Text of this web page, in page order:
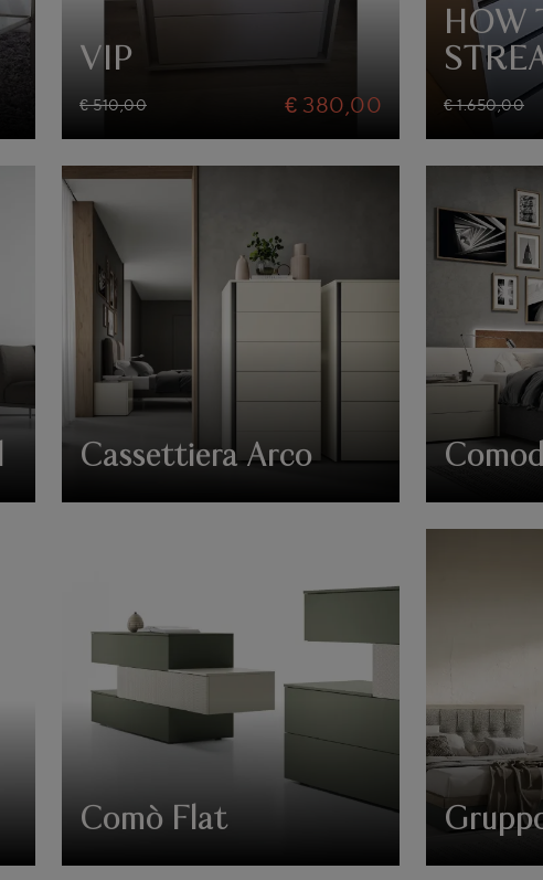
VIP
€ 510,00 € 380,00
HOW
€ 1.650,00
Cassettiera Arco
Comò Flat